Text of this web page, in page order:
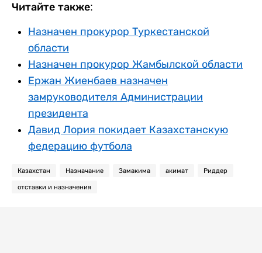
Читайте также:
Назначен прокурор Туркестанской
области
Назначен прокурор Жамбылской области
Ержан Жиенбаев назначен
замруководителя Администрации
президента
Давид Лория покидает Казахстанскую
федерацию футбола
Казахстан Назначание Замакима акимат Риддер
отставки и назначения